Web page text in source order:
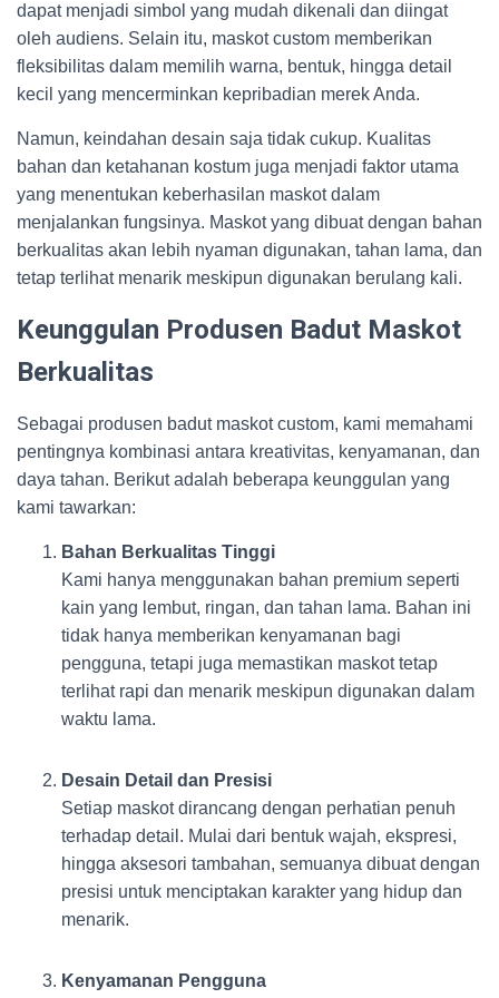
dapat menjadi simbol yang mudah dikenali dan diingat
oleh audiens. Selain itu, maskot custom memberikan
fleksibilitas dalam memilih warna, bentuk, hingga detail
kecil yang mencerminkan kepribadian merek Anda.
Namun, keindahan desain saja tidak cukup. Kualitas
bahan dan ketahanan kostum juga menjadi faktor utama
yang menentukan keberhasilan maskot dalam
menjalankan fungsinya. Maskot yang dibuat dengan bahan
berkualitas akan lebih nyaman digunakan, tahan lama, dan
tetap terlihat menarik meskipun digunakan berulang kali.
Keunggulan Produsen Badut Maskot
Berkualitas
Sebagai produsen badut maskot custom, kami memahami
pentingnya kombinasi antara kreativitas, kenyamanan, dan
daya tahan. Berikut adalah beberapa keunggulan yang
kami tawarkan:
Bahan Berkualitas Tinggi
Kami hanya menggunakan bahan premium seperti
kain yang lembut, ringan, dan tahan lama. Bahan ini
tidak hanya memberikan kenyamanan bagi
pengguna, tetapi juga memastikan maskot tetap
terlihat rapi dan menarik meskipun digunakan dalam
waktu lama.
Desain Detail dan Presisi
Setiap maskot dirancang dengan perhatian penuh
terhadap detail. Mulai dari bentuk wajah, ekspresi,
hingga aksesori tambahan, semuanya dibuat dengan
presisi untuk menciptakan karakter yang hidup dan
menarik.
Kenyamanan Pengguna